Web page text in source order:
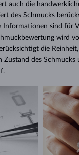
auch die
des Schmucks
Informationen sind für
wird
die
Zustand des Schmucks